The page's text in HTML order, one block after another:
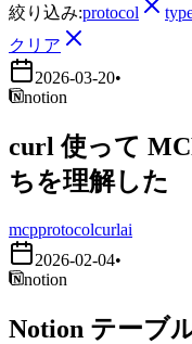
絞り込み:protocol
クリア
2026-03-20•
notion
curl 使って
ちを理解した
mcpprotocolcurlai
2026-02-04•
notion
Notion テーブ